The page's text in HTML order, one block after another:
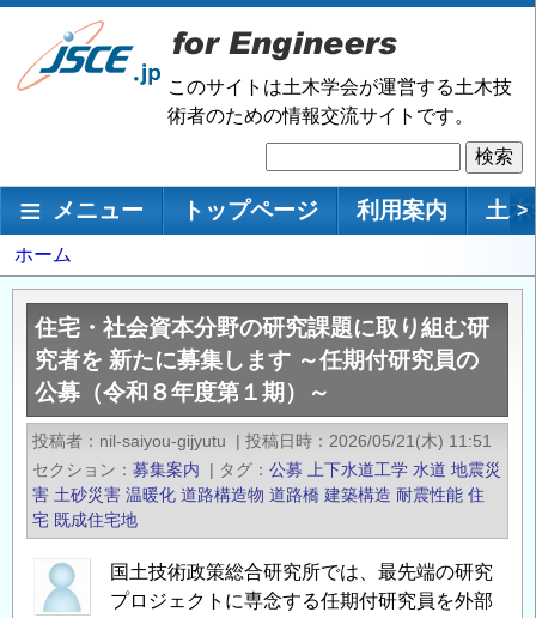
メ
ン
移
このサイトは土木学会が運営する土木技
術者のための情報交流サイトです。
索
メインナビゲーション
メニュー トップページ 利用案内 土 >
パ
ン
く
ず
ホーム
住宅・社会資本分野の研究課題に取り組む研
究者を 新たに募集します ～任期付研究員の
公募（令和８年度第１期）～
投稿者 nil-saiyou-gijyutu | 投稿日時
2026/05/21(木) 11:51
セクション
募集案内 | タグ 公募 上下水道工学 水道 地震災
害 土砂災害 温暖化 道路構造物 道路橋 建築構造 耐震性能 住
宅 既成住宅地
国土技術政策総合研究所では、最先端の研究
プロジェクトに専念する任期付研究員を外部